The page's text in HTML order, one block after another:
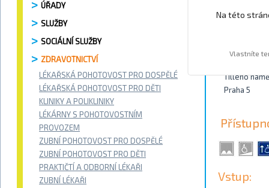
ÚŘADY
SLUŽBY
SOCIÁLNÍ SLUŽBY
ZDRAVOTNICTVÍ
LÉKAŘSKÁ POHOTOVOST PRO DOSPĚLÉ
LÉKAŘSKÁ POHOTOVOST PRO DĚTI
KLINIKY A POLIKLINIKY
LÉKÁRNY S POHOTOVOSTNÍM
PROVOZEM
ZUBNÍ POHOTOVOST PRO DOSPĚLÉ
ZUBNÍ POHOTOVOST PRO DĚTI
PRAKTIČTÍ A ODBORNÍ LÉKAŘI
ZUBNÍ LÉKAŘI
Tilleho
Praha 5
Vstup:
Na této
Vlastníte